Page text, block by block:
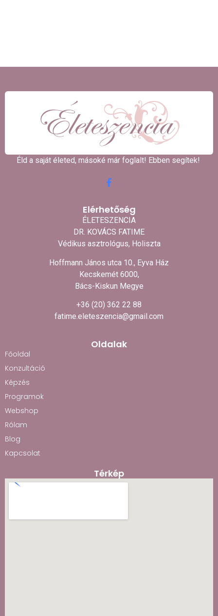
Éld a saját életed, másoké már foglalt! Ebben segítek! ​
Elérhetőség
ÉLETESZENCIA
DR. KOVÁCS FATIME
Védikus asztrológus, Holiszta
Hoffmann János utca 10., Eyva Ház
Kecskemét 6000,
Bács-Kiskun Megye
+36 (20) 362 22 88
fatime.eleteszencia@gmail.com
Oldalak
Főoldal
Konzultáció
Képzés
Programok
Webshop
Rólam
Blog
Kapcsolat
Térkép